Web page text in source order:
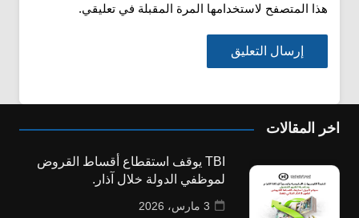
هذا المتصفح لاستخدامها المرة المقبلة في تعليقي.
اخر المقالات
TBI يوقف استقطاع أقساط القروض
لموظفي الدولة خلال آذار.
3 مارس، 2026